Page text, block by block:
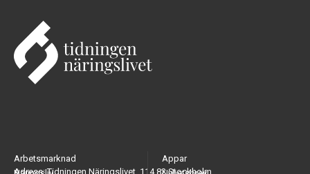
Adress: Tidningen Näringslivet, 114 82 Stockholm
Arbetsmarknad
Appar